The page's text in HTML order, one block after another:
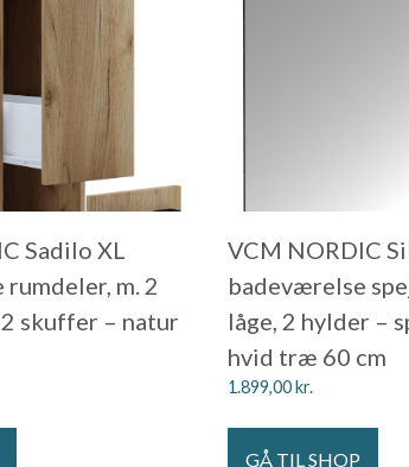
Sadilo XL
m. 2
skuffer – natur
VCM NORDIC
badeværelse
låge, 2 hylder –
hvid træ 60 cm
1.899,00kr.
GÅ TIL SHOP